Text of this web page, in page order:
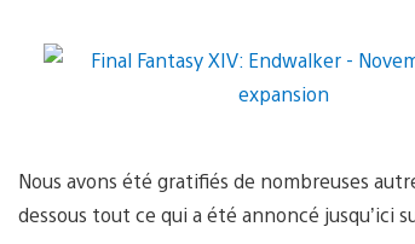
Nous avons été gratifiés de nombreuses
dessous tout ce qui a été annoncé jusqu’ici